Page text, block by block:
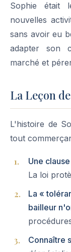
Sophie était
nouvelles
sans avoir eu
adapter son
marché et
La Leçon
L'histoire de
tout
Une
La loi
La «
bailleur
Connaître